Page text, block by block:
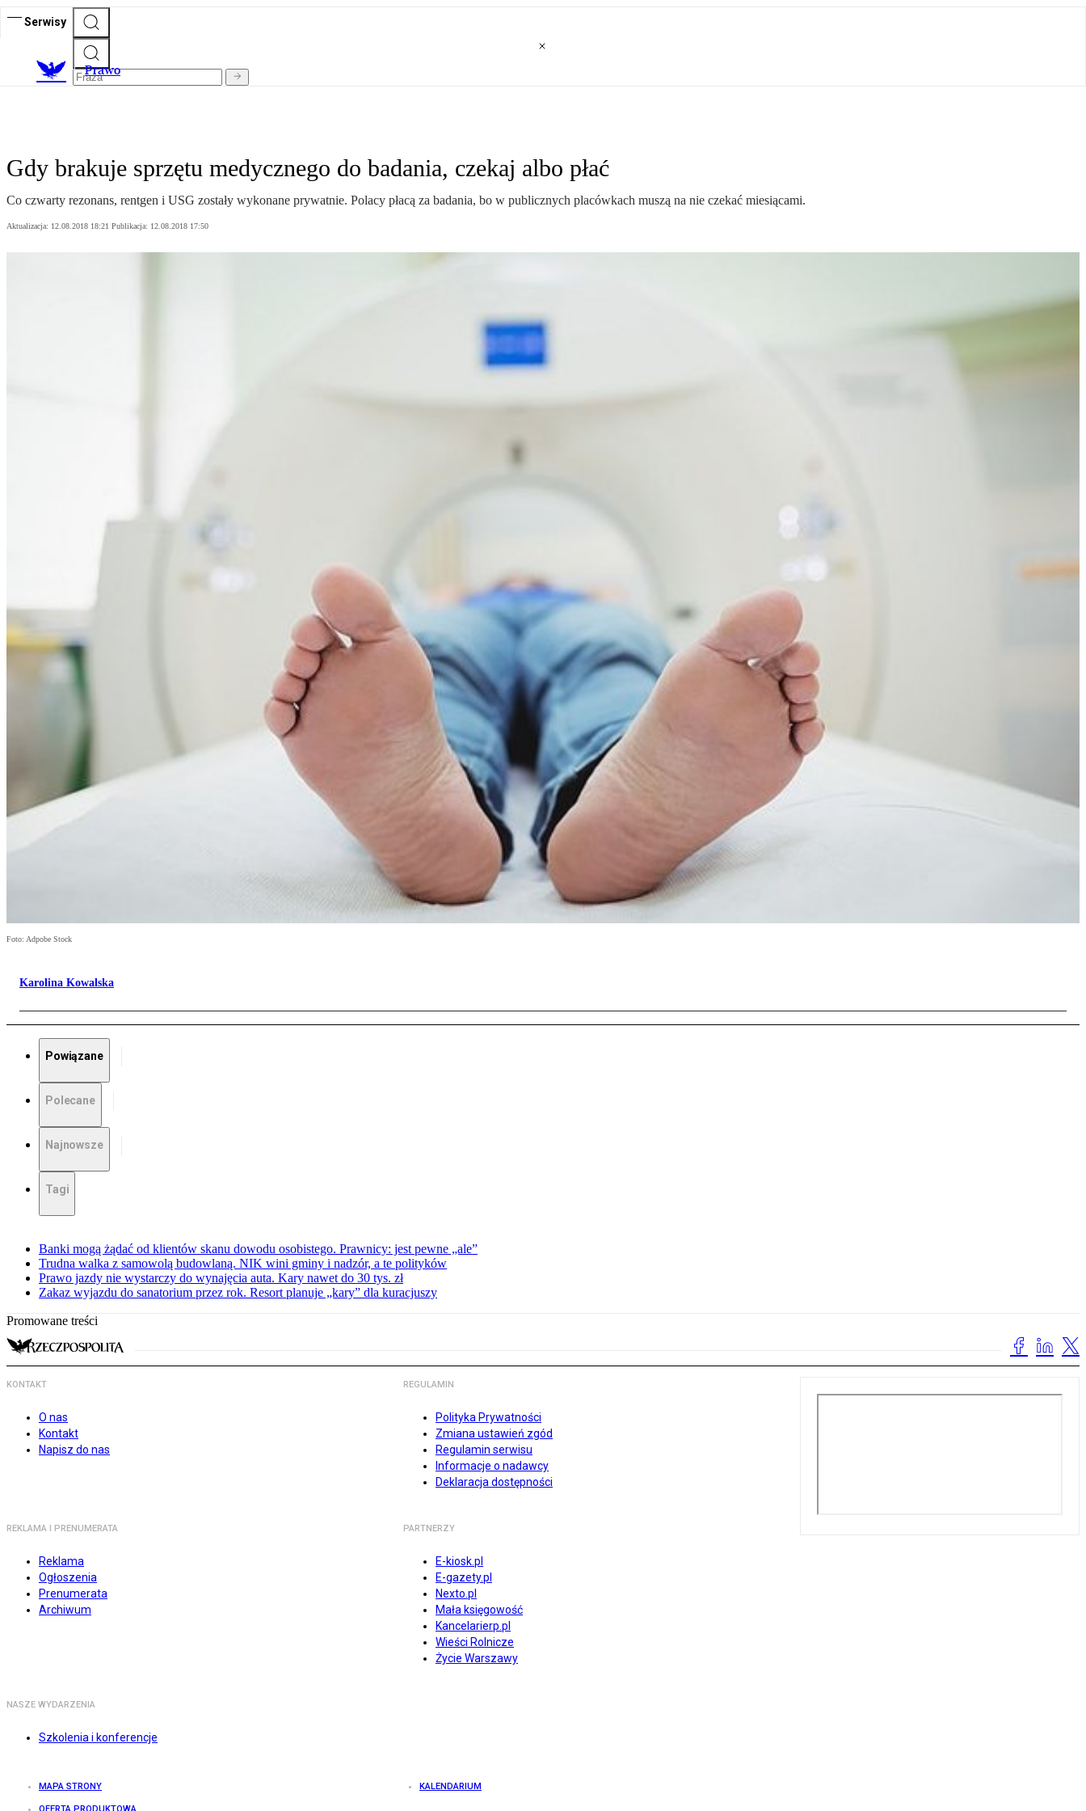
Serwisy
Prawo
Gdy brakuje sprzętu medycznego do badania, czekaj albo płać
Co czwarty rezonans, rentgen i USG zostały wykonane prywatnie. Polacy płacą za badania, bo w publicznych placówkach muszą na nie czekać miesiącami.
Aktualizacja: 12.08.2018 18:21 Publikacja: 12.08.2018 17:50
Foto: Adpobe Stock
Karolina Kowalska
Powiązane
Polecane
Najnowsze
Tagi
Banki mogą żądać od klientów skanu dowodu osobistego. Prawnicy: jest pewne „ale”
Trudna walka z samowolą budowlaną. NIK wini gminy i nadzór, a te polityków
Prawo jazdy nie wystarczy do wynajęcia auta. Kary nawet do 30 tys. zł
Zakaz wyjazdu do sanatorium przez rok. Resort planuje „kary” dla kuracjuszy
Promowane treści
KONTAKT
O nas
Kontakt
Napisz do nas
REGULAMIN
Polityka Prywatności
Zmiana ustawień zgód
Regulamin serwisu
Informacje o nadawcy
Deklaracja dostępności
REKLAMA I PRENUMERATA
Reklama
Ogłoszenia
Prenumerata
Archiwum
PARTNERZY
E-kiosk.pl
E-gazety.pl
Nexto.pl
Mała księgowość
Kancelarierp.pl
Wieści Rolnicze
Życie Warszawy
NASZE WYDARZENIA
Szkolenia i konferencje
MAPA STRONY KALENDARIUM